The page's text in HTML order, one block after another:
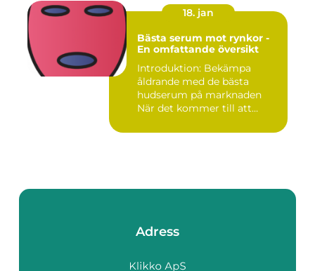
18. jan
Bästa serum mot rynkor -
En omfattande översikt
Introduktion: Bekämpa
åldrande med de bästa
hudserum på marknaden
När det kommer till att
Adress